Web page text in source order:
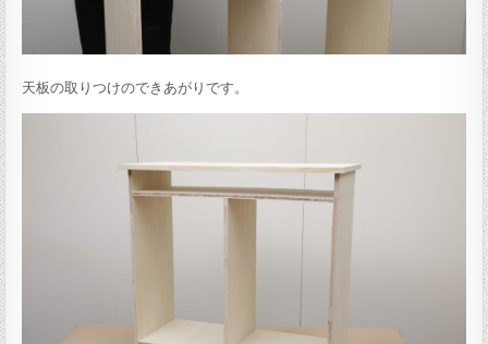
天板の取りつけのできあがりです。